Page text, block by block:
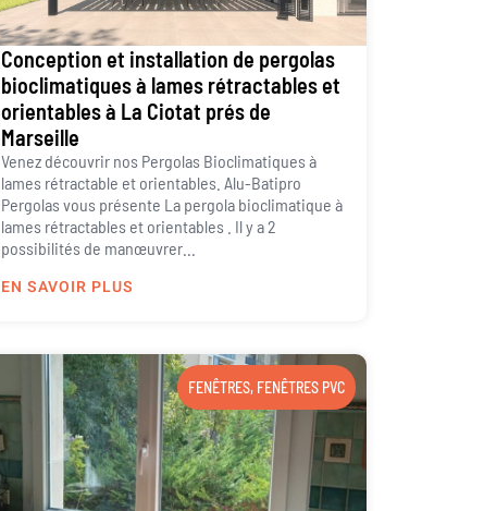
Conception et installation de pergolas
bioclimatiques à lames rétractables et
orientables à La Ciotat prés de
Marseille
Venez découvrir nos Pergolas Bioclimatiques à
lames rétractable et orientables. Alu-Batipro
Pergolas vous présente La pergola bioclimatique à
lames rétractables et orientables . Il y a 2
possibilités de manœuvrer...
EN SAVOIR PLUS
FENÊTRES, FENÊTRES PVC